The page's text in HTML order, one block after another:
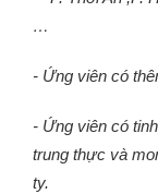
…
- Ứng viên có
- Ứng viên có
trung thực và
ty.